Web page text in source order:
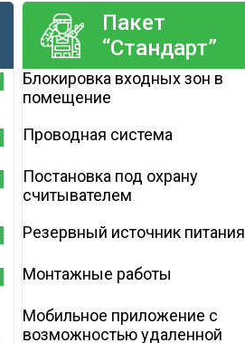
Пакет
“Стандарт”
Блокировка входных зон в
помещение
Проводная система
Постановка под охрану
считывателем
Резервный источник питания
Монтажные работы
Мобильное приложение с
возможностью удаленной